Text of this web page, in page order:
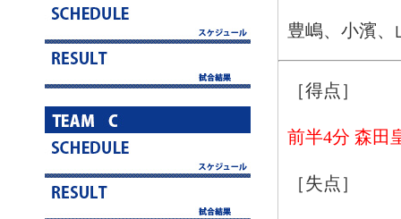
豊嶋、小濱
［得点］
前半4分 森田
［失点］